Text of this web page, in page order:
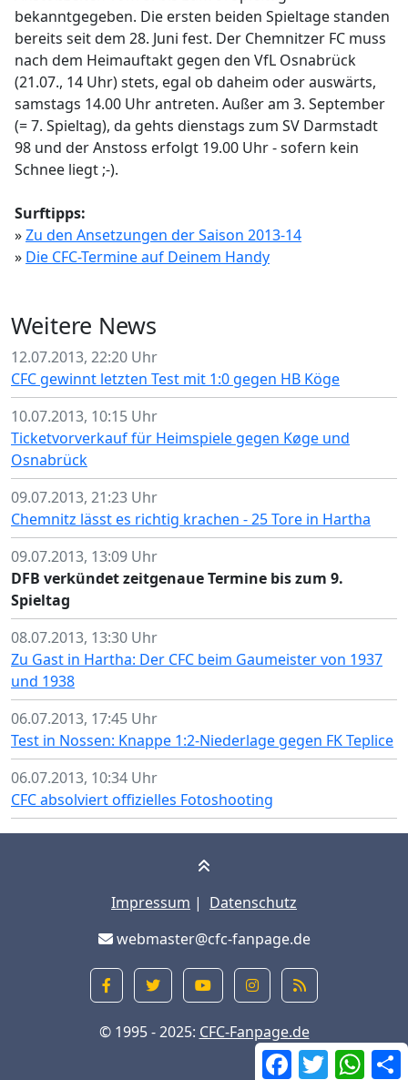
Facebook
Twitter
bekanntgegeben. Die ersten beiden Spieltage standen
bereits seit dem 28. Juni fest. Der Chemnitzer FC muss
nach dem Heimauftakt gegen den VfL Osnabrück
(21.07., 14 Uhr) stets, egal ob daheim oder auswärts,
samstags 14.00 Uhr antreten. Außer am 3. September
(= 7. Spieltag), da gehts dienstags zum SV Darmstadt
98 und der Anstoss erfolgt 19.00 Uhr - sofern kein
Schnee liegt ;-).
Surftipps:
»Zu den Ansetzungen der Saison 2013-14
» Die CFC-Termine auf Deinem Handy
Weitere News
12.07.2013, 22:20 Uhr
CFC gewinnt letzten Test mit 1:0 gegen HB Köge
10.07.2013, 10:15 Uhr
Ticketvorverkauf für Heimspiele gegen Køge und
Osnabrück
09.07.2013, 21:23 Uhr
Chemnitz lässt es richtig krachen - 25 Tore in Hartha
09.07.2013, 13:09 Uhr
DFB verkündet zeitgenaue Termine bis zum 9.
Spieltag
08.07.2013, 13:30 Uhr
Zu Gast in Hartha: Der CFC beim Gaumeister von 1937
und 1938
06.07.2013, 17:45 Uhr
Test in Nossen: Knappe 1:2-Niederlage gegen FK Teplice
06.07.2013, 10:34 Uhr
CFC absolviert offizielles Fotoshooting
Impressum | Datenschutz
webmaster@cfc-fanpage.de
© 1995 - 2025: CFC-Fanpage.de